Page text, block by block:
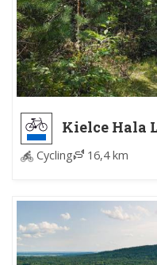
Kielce Hala
Cycling 16,4 km